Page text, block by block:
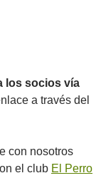
los socios vía
a través del
con nosotros
el club El Perro